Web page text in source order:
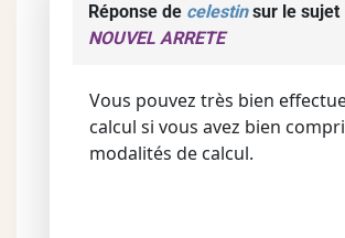
Réponse de celestinsur le sujet
NOUVEL ARRETE
Vous pouvez très bien
calcul si vous avez bien
modalités de calcul.